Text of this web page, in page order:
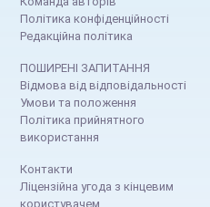
Політика конфіденційності
Редакційна політика
ПОШИРЕНІ ЗАПИТАННЯ
Відмова від відповідальності
Умови та положення
Політика прийнятного
використання
Контакти
Ліцензійна угода з кінцевим
користувачем